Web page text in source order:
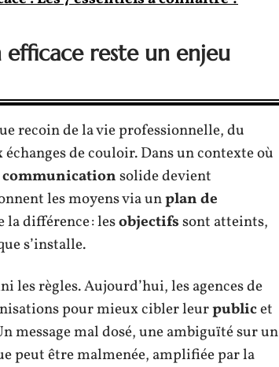
reste un enjeu
recoin de la vie professionnelle, du
de couloir. Dans un contexte où
communicationsolide devient
les moyens via unplan de
différence : lesobjectifssont atteints,
s’installe.
les règles. Aujourd’hui, les agences de
pour mieux cibler leurpublicet
message mal dosé, une ambiguïté sur un
peut être malmenée, amplifiée par la